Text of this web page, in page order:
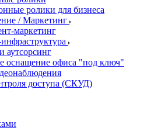
ролики для бизнеса
/ Маркетинг
маркетинг
аутсорсинг
оснащение офиса "под ключ"
доступа (СКУД)